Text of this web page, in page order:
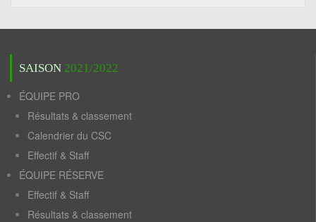
SAISON 2021/2022
ÉQUIPE PRO
Résultats & classement
Calendrier du CSC
Effectif & Staff
ÉQUIPE RÉSERVE
Effectif & Staff
Résultats & classement